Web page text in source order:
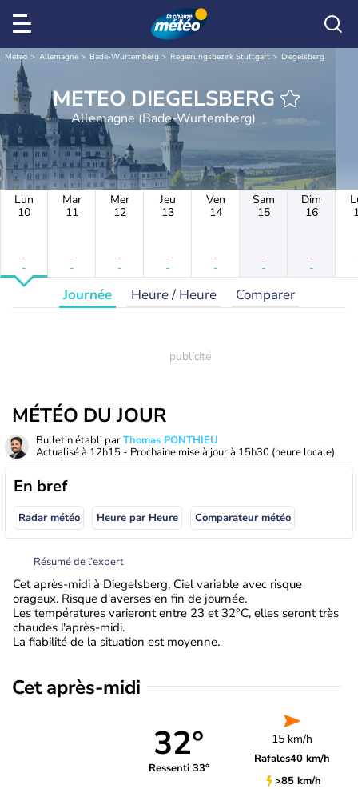
Météo Allemagne Bade-Wurtemberg Regierungsbezirk Stuttgart Diegelsberg
METEO DIEGELSBERG
Allemagne (Bade-Wurtemberg)
Lun
10
-
-
Mar
11
-
-
Mer
12
-
-
Jeu
13
-
-
Ven
14
-
-
Sam
15
-
-
Dim
16
-
-
Journée Heure / Heure Comparer
MÉTÉO DU JOUR
Bulletin établi parThomas PONTHIEU
Actualisé à 12h15 - Prochaine mise à jour à 15h30 (heure locale)
En bref
Radar météo Heure par Heure Comparateur météo
Résumé de l’expert
Cet après-midi à Diegelsberg, Ciel variable avec risque
orageux. Risque d'averses en fin de journée.
Les températures varieront entre 23 et 32°C, elles seront très
chaudes l'après-midi.
La fiabilité de la situation est moyenne.
Cet après-midi
32°
Ressenti 33°
15 km/h
Rafales40 km/h
>85 km/h